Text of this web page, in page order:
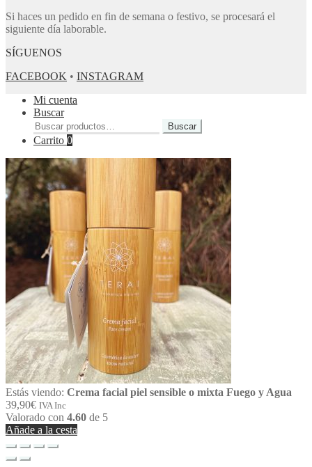
Si haces un pedido en fin de semana o festivo, se procesará el
siguiente día laborable.
SÍGUENOS
FACEBOOK • INSTAGRAM
Mi cuenta
Buscar
Buscar
por:
Buscar
Carrito 0
Estás viendo: Crema facial piel sensible o mixta Fuego y Agua
39,90€ IVA Inc
Valorado con 4.60 de 5
Añade a la cesta